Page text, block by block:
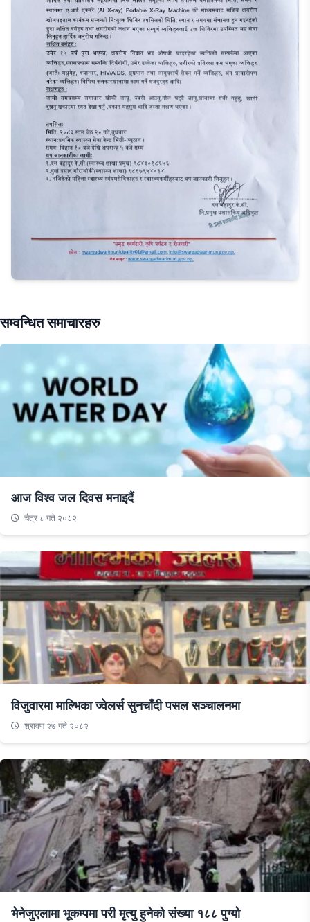
सम्वन्धित समाचारहरु
आज विश्व जल दिवस मनाइदैं
चैत्र ८ गते २०८२
विजुवारमा माल्भिका ज्वेलर्स सुनचाँदी पसल सञ्चालनमा
श्रावण २७ गते २०८२
भेनेजुएलामा भूकम्पमा परी मृत्यु हुनेको संख्या १८८ पुग्यो